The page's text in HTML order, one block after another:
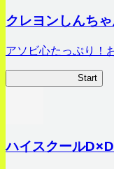
クレヨンしんち
アソビ心たっぷり！
Start
ハイスクール